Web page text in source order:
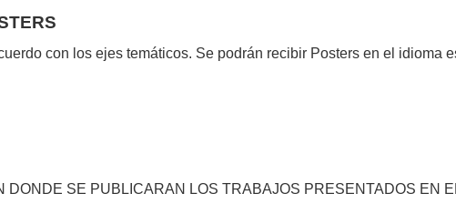
con los ejes temáticos. Se podrán recibir Posters en el idioma
DONDE SE PUBLICARAN LOS TRABAJOS PRESENTADOS EN